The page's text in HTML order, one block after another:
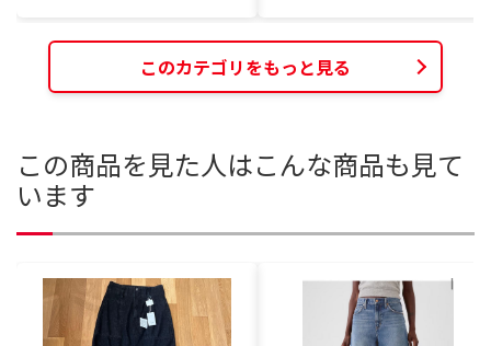
このカテゴリをもっと見る
この商品を見た人はこんな商品も見て
います